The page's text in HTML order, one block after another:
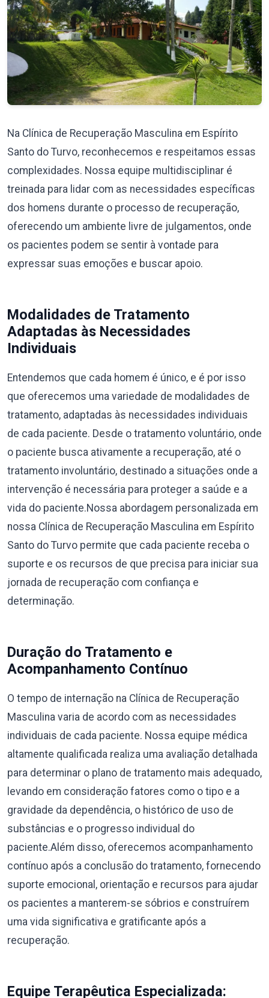
Na Clínica de Recuperação Masculina em Espírito
Santo do Turvo, reconhecemos e respeitamos essas
complexidades. Nossa equipe multidisciplinar é
treinada para lidar com as necessidades específicas
dos homens durante o processo de recuperação,
oferecendo um ambiente livre de julgamentos, onde
os pacientes podem se sentir à vontade para
expressar suas emoções e buscar apoio.
Modalidades de Tratamento
Adaptadas às Necessidades
Individuais
Entendemos que cada homem é único, e é por isso
que oferecemos uma variedade de modalidades de
tratamento, adaptadas às necessidades individuais
de cada paciente. Desde o tratamento voluntário, onde
o paciente busca ativamente a recuperação, até o
tratamento involuntário, destinado a situações onde a
intervenção é necessária para proteger a saúde e a
vida do paciente.Nossa abordagem personalizada em
nossa Clínica de Recuperação Masculina em Espírito
Santo do Turvo permite que cada paciente receba o
suporte e os recursos de que precisa para iniciar sua
jornada de recuperação com confiança e
determinação.
Duração do Tratamento e
Acompanhamento Contínuo
O tempo de internação na Clínica de Recuperação
Masculina varia de acordo com as necessidades
individuais de cada paciente. Nossa equipe médica
altamente qualificada realiza uma avaliação detalhada
para determinar o plano de tratamento mais adequado,
levando em consideração fatores como o tipo e a
gravidade da dependência, o histórico de uso de
substâncias e o progresso individual do
paciente.Além disso, oferecemos acompanhamento
contínuo após a conclusão do tratamento, fornecendo
suporte emocional, orientação e recursos para ajudar
os pacientes a manterem-se sóbrios e construírem
uma vida significativa e gratificante após a
recuperação.
Equipe Terapêutica Especializada: